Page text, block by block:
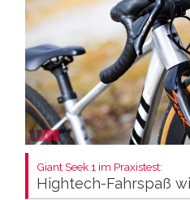
Giant Seek 1 im Praxistest:
Hightech-Fahrspaß